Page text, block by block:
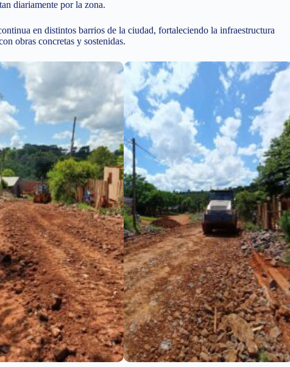
diariamente por la zona.
en distintos barrios de la ciudad, fortaleciendo la infraestructura
obras concretas y sostenidas.